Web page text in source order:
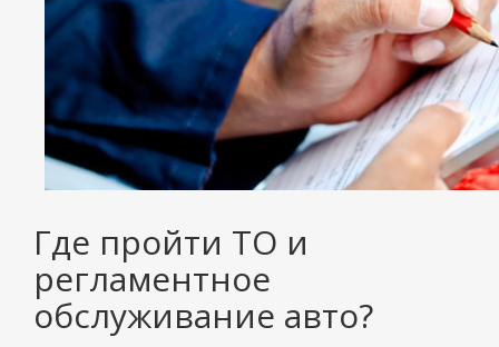
Где пройти ТО и
регламентное
обслуживание авто?